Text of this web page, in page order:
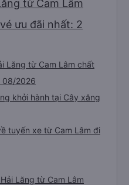
từ Cam Lâm
ưu đãi nhất: 2
Lăng từ Cam Lâm chất
08/2026
khởi hành tại Cây xăng
tuyến xe từ Cam Lâm đi
Lăng từ Cam Lâm